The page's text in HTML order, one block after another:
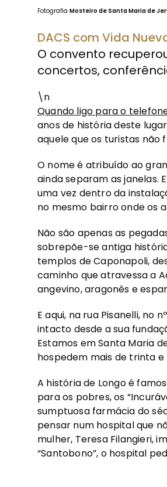
Fotografia Mosteiro de Santa Maria de
DACS com Vida
O convento
concertos,
\n
Quando ligo para o
anos de história deste
aquele que os turistas não
O nome é atribuído ao
ainda separam as janelas.
uma vez dentro da
no mesmo bairro onde os
Não são apenas as
sobrepõe-se antiga
templos de Caponapoli,
caminho que atravessa a
angevino, aragonês e
E aqui, na rua Pisanelli, no
intacto desde a sua
Estamos em Santa Maria
hospedem mais de trinta
A história de Longo é
para os pobres, os
sumptuosa farmácia do
pensar num hospital que
mulher, Teresa Filangieri,
“Santobono”, o hospital